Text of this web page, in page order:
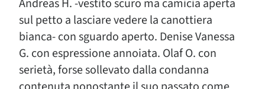
Andreas H. -vestito scuro ma camicia aperta
sul petto a lasciare vedere la canottiera
bianca- con sguardo aperto. Denise Vanessa
G. con espressione annoiata. Olaf O. con
serietà, forse sollevato dalla condanna